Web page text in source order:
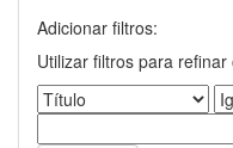
Adicionar filtros:
Utilizar filtros para